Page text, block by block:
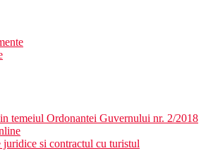
temeiul Ordonantei Guvernului nr. 2/2018
juridice si contractul cu turistul